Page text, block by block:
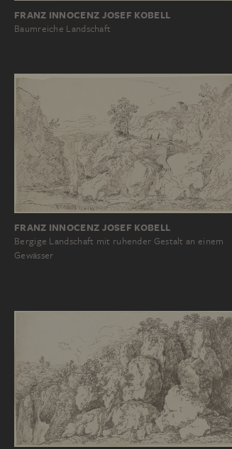
FRANZ INNOCENZ JOSEF KOBELL
Baumreiche Landschaft
FRANZ INNOCENZ JOSEF KOBELL
Bergige Landschaft mit ruhender Gestalt an einem
Gewässer